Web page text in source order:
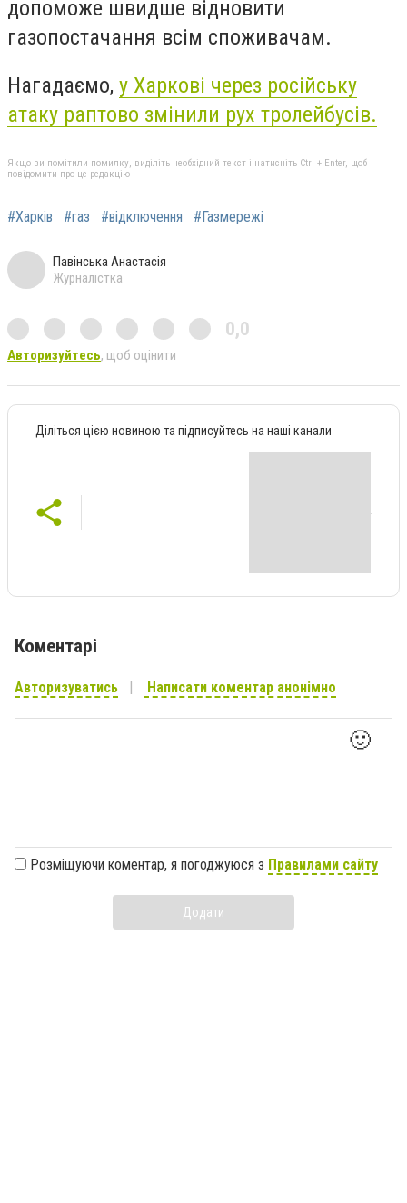
допоможе швидше відновити
газопостачання всім споживачам.
Нагадаємо, у Харкові через російську
атаку раптово змінили рух тролейбусів.
Якщо ви помітили помилку, виділіть необхідний текст і натисніть Ctrl + Enter, щоб
повідомити про це редакцію
#Харків #газ #відключення #Газмережі
Павінська Анастасія
Журналістка
0,0
Авторизуйтесь, щоб оцінити
Діліться цією новиною та підписуйтесь на наші канали
Коментарі
Авторизуватись Написати коментар анонімно
🙂
Розміщуючи коментар, я погоджуюся з Правилами сайту
Додати